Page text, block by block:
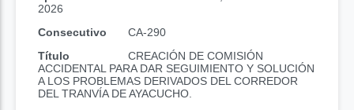
2026
Consecutivo
CA-290
Título
CREACIÓN DE COMISIÓN
ACCIDENTAL PARA DAR SEGUIMIENTO Y SOLUCIÓN
A LOS PROBLEMAS DERIVADOS DEL CORREDOR
DEL TRANVÍA DE AYACUCHO.